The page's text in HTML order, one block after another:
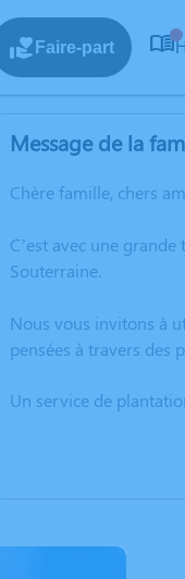
Faire-part
Message de la
Chère famille, chers
C’est avec une
Souterraine.
Nous vous invitons à
pensées à travers des
Un service de